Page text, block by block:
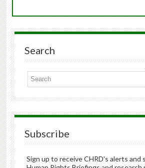
Search
Subscribe
Sign up to receive CHRD's alerts and